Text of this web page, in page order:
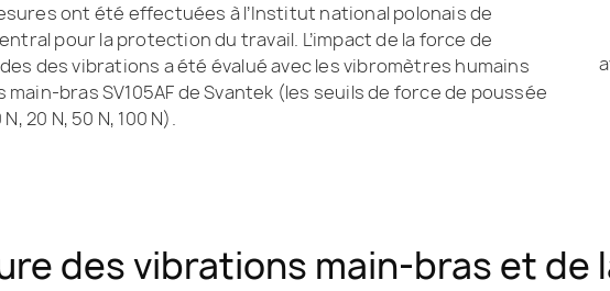
ont été effectuées à l’Institut national polonais de
pour la protection du travail. L’impact de la force de
des vibrations a été évalué avec les vibromètres humains
bras SV105AF de Svantek (les seuils de force de poussée
20 N, 50 N, 100 N).
des vibrations main-bras et